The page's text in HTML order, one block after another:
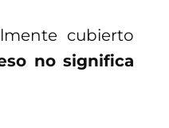
cubierto
no significa